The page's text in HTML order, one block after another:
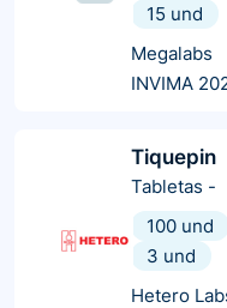
15 und
Megalabs
INVIMA
Tiquepin
Tabletas -
100 und
3 und
Hetero